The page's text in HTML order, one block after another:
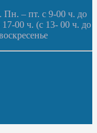
Пн. – пт. с 9-00 ч. до
00 ч. (с 13- 00 ч. до